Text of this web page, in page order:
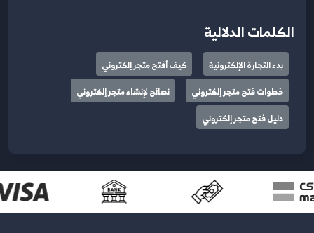
الكلمات الدلالية
بدء التجارة الإلكترونية
كيف أفتح متجر إلكتروني
خطوات فتح متجر إلكتروني
نصائح لإنشاء متجر إلكتروني
دليل فتح متجر إلكتروني